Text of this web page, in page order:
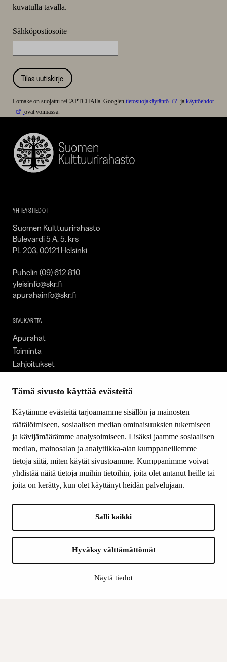
Tämä sivusto käyttää evästeitä
Käytämme evästeitä tarjoamamme sisällön ja mainosten
räätälöimiseen, sosiaalisen median ominaisuuksien tukemiseen
ja kävijämäärämme analysoimiseen. Lisäksi jaamme sosiaalisen
median, mainosalan ja analytiikka-alan kumppaneillemme
tietoja siitä, miten käytät sivustoamme. Kumppanimme voivat
yhdistää näitä tietoja muihin tietoihin, joita olet antanut heille tai
joita on kerätty, kun olet käyttänyt heidän palvelujaan.
Salli kaikki
Hyväksy välttämättömät
Näytä tiedot
kuvatulla tavalla.
Sähköpostiosoite
Tilaa uutiskirje
Lomake on suojattu reCAPTCHAlla. Googlen tietosuojakäytäntö jakäyttöehdot
ovat voimassa.
Suomen
Kulttuurirahasto
YHTEYSTIEDOT
Suomen Kulttuurirahasto
Bulevardi 5 A, 5. krs
PL 203, 00121 Helsinki
Puhelin (09) 612 810
yleisinfo@skr.fi
apurahainfo@skr.fi
SIVUKARTTA
Apurahat
Toiminta
Lahjoitukset
Ajankohtaista
Yhteystiedot
SEURAA MEITÄ
Facebook
Instagram
LinkedIn
Suomen Kulttuurirahasto: